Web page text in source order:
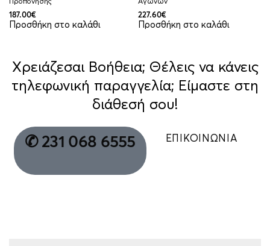
187.00€
Προσθήκη στο καλάθι
227.60€
Προσθήκη στο καλάθι
Χρειάζεσαι Βοήθεια; Θέλεις να κάνεις
τηλεφωνική παραγγελία; Είμαστε στη
διάθεσή σου!
✆ 231 068 6555 ΕΠΙΚΟΙΝΩΝΙΑ